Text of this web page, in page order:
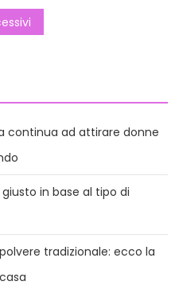
continua ad attirare donne
in base al tipo di
tradizionale: ecco la